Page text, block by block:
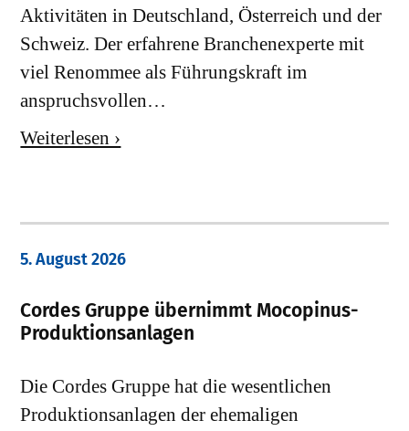
Aktivitäten in Deutschland, Österreich und der
Schweiz. Der erfahrene Branchenexperte mit
viel Renommee als Führungskraft im
anspruchsvollen…
Weiterlesen ›
5. August 2026
Cordes Gruppe übernimmt Mocopinus-
Produktionsanlagen
Die Cordes Gruppe hat die wesentlichen
Produktionsanlagen der ehemaligen